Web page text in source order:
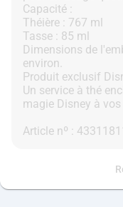
Capacité :
Théière : 767 ml
Tasse : 85 ml
Dimensions de
environ.
Produit exclusif
Un service à thé
magie Disney à vos